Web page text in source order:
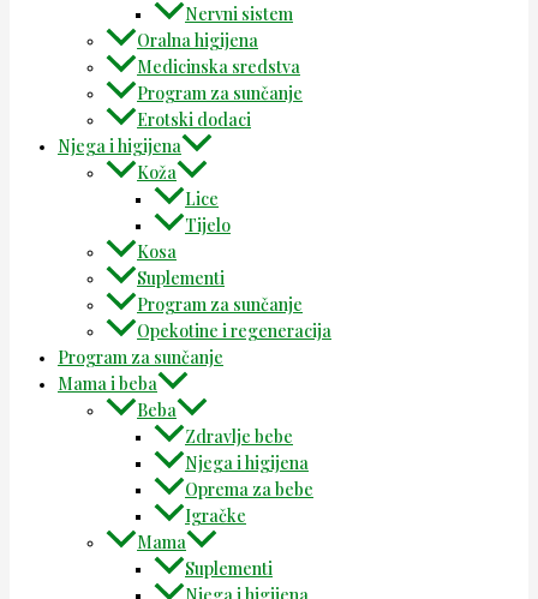
Nervni sistem
Oralna higijena
Medicinska sredstva
Program za sunčanje
Erotski dodaci
Njega i higijena
Koža
Lice
Tijelo
Kosa
Suplementi
Program za sunčanje
Opekotine i regeneracija
Program za sunčanje
Mama i beba
Beba
Zdravlje bebe
Njega i higijena
Oprema za bebe
Igračke
Mama
Suplementi